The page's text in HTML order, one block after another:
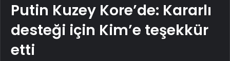
Putin Kuzey Kore’de: Kararlı
desteği için Kim’e teşekkür
etti